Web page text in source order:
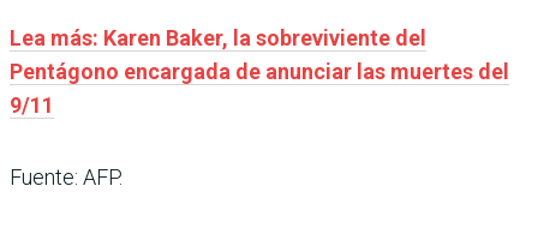
Lea más: Karen Baker, la sobreviviente del
Pentágono encargada de anunciar las muertes del
9/11
Fuente: AFP.